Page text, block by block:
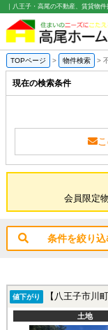
｜八王子・高尾の不動産、賃貸物
TOPページ > 物件検索 >
現在の検索条件
会員限定
条件を絞り込
値下がり 【八王子市川町☆売主
土地